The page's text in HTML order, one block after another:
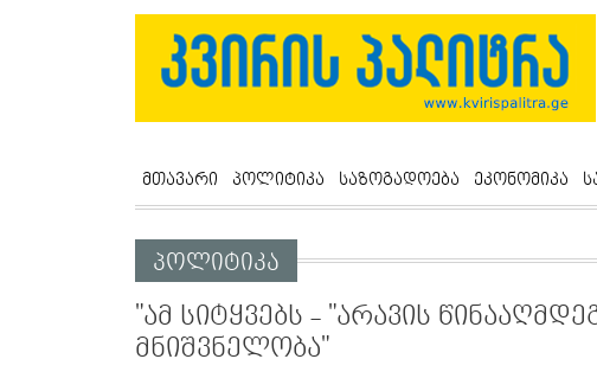
მთავარი პოლიტიკა საზოგადოება ეკონომიკა
პოლიტიკა
"ამ სიტყვებს - "არავის
მნიშვნელობა"